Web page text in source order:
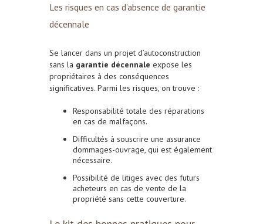
Les risques en cas d’absence de garantie
décennale
Se lancer dans un projet d’autoconstruction
sans la garantie décennale expose les
propriétaires à des conséquences
significatives. Parmi les risques, on trouve :
Responsabilité totale des réparations
en cas de malfaçons.
Difficultés à souscrire une assurance
dommages-ouvrage, qui est également
nécessaire.
Possibilité de litiges avec des futurs
acheteurs en cas de vente de la
propriété sans cette couverture.